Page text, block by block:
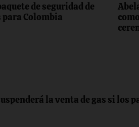
de seguridad de
Colombia
la venta de gas si los